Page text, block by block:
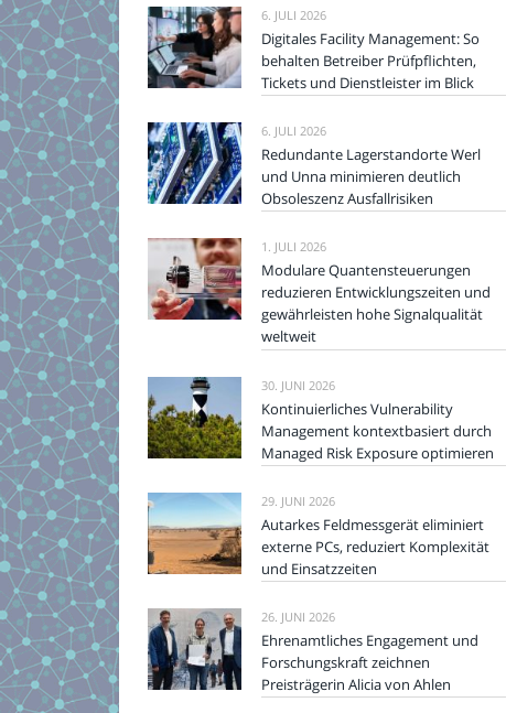
6. JULI 2026
Digitales Facility Management: So
behalten Betreiber Prüfpflichten,
Tickets und Dienstleister im Blick
6. JULI 2026
Redundante Lagerstandorte Werl
und Unna minimieren deutlich
Obsoleszenz Ausfallrisiken
1. JULI 2026
Modulare Quantensteuerungen
reduzieren Entwicklungszeiten und
gewährleisten hohe Signalqualität
weltweit
30. JUNI 2026
Kontinuierliches Vulnerability
Management kontextbasiert durch
Managed Risk Exposure optimieren
29. JUNI 2026
Autarkes Feldmessgerät eliminiert
externe PCs, reduziert Komplexität
und Einsatzzeiten
26. JUNI 2026
Ehrenamtliches Engagement und
Forschungskraft zeichnen
Preisträgerin Alicia von Ahlen